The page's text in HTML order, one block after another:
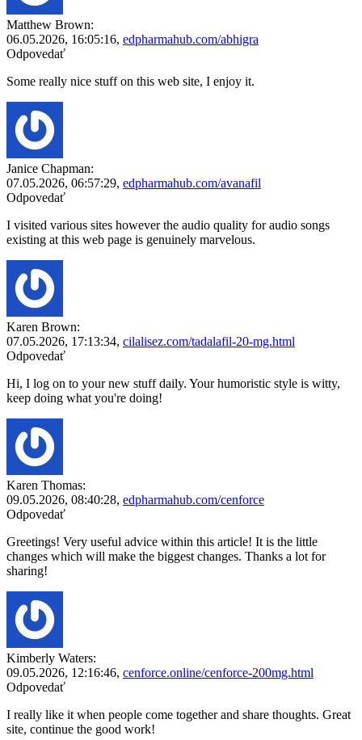
Matthew Brown:
06.05.2026, 16:05:16, edpharmahub.com/abhigra
Odpovedať
Some really nice stuff on this web site, I enjoy it.
Janice Chapman:
07.05.2026, 06:57:29, edpharmahub.com/avanafil
Odpovedať
I visited various sites however the audio quality for audio songs
existing at this web page is genuinely marvelous.
Karen Brown:
07.05.2026, 17:13:34, cilalisez.com/tadalafil-20-mg.html
Odpovedať
Hi, I log on to your new stuff daily. Your humoristic style is witty,
keep doing what you're doing!
Karen Thomas:
09.05.2026, 08:40:28, edpharmahub.com/cenforce
Odpovedať
Greetings! Very useful advice within this article! It is the little
changes which will make the biggest changes. Thanks a lot for
sharing!
Kimberly Waters:
09.05.2026, 12:16:46, cenforce.online/cenforce-200mg.html
Odpovedať
I really like it when people come together and share thoughts. Great
site, continue the good work!